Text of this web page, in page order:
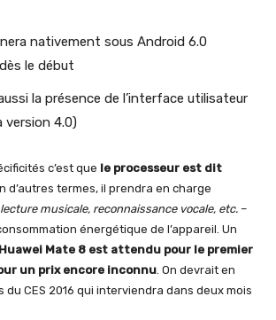
nativement sous Android 6.0
le début
la présence de l’interface utilisateur
version 4.0)
c’est que le processeur est dit
d’autres termes, il prendra en charge
lecture musicale, reconnaissance vocale, etc. –
énergétique de l’appareil. Un
Mate 8 est attendu pour le premier
un prix encore inconnu. On devrait en
du CES 2016 qui interviendra dans deux mois